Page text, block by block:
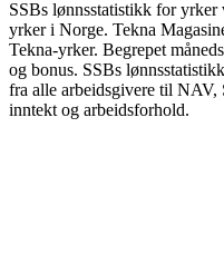
SSBs lønnsstatistikk for
yrker i Norge. Tekna
Tekna-yrker. Begrepet
og bonus. SSBs
fra alle arbeidsgivere til NAV,
inntekt og arbeidsforhold.